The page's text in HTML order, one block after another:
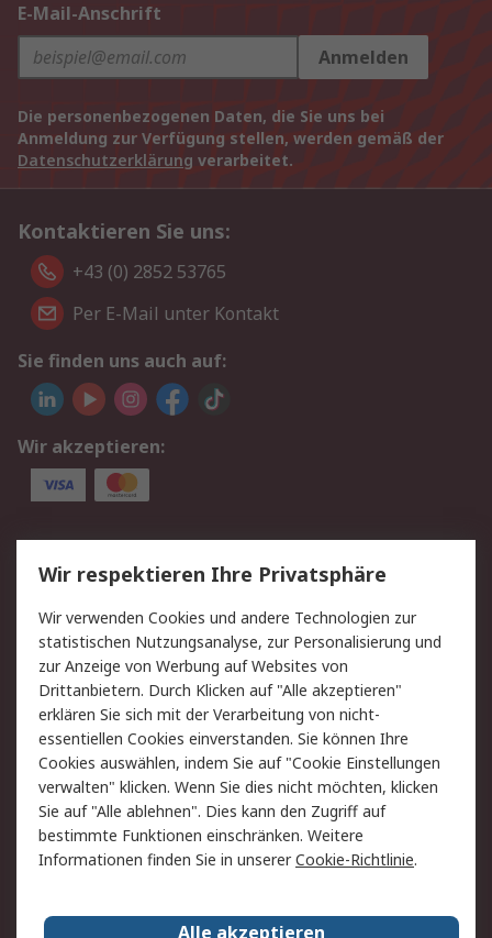
E-Mail-Anschrift
Anmelden
Die personenbezogenen Daten, die Sie uns bei
Anmeldung zur Verfügung stellen, werden gemäß der
Datenschutzerklärung verarbeitet.
Kontaktieren Sie uns:
+43 (0) 2852 53765
Per E-Mail unter Kontakt
Sie finden uns auch auf:
Wir akzeptieren:
Service
Value Added Services
Lieferlösungen
Rücksendung/Entsorgung Kontakt
Hilfe
Rechtliches
RS Verkaufs- und
Lieferbedingungen
Datenschutz
Cookie-Richtlinie
Zahlungsbedingungen
Impressum
Webseite Konditionen
RS weltweit
Wir respektieren Ihre Privatsphäre
Wir verwenden Cookies und andere Technologien zur
statistischen Nutzungsanalyse, zur Personalisierung und
zur Anzeige von Werbung auf Websites von
Drittanbietern. Durch Klicken auf "Alle akzeptieren"
erklären Sie sich mit der Verarbeitung von nicht-
essentiellen Cookies einverstanden. Sie können Ihre
Cookies auswählen, indem Sie auf "Cookie Einstellungen
verwalten" klicken. Wenn Sie dies nicht möchten, klicken
Sie auf "Alle ablehnen". Dies kann den Zugriff auf
bestimmte Funktionen einschränken. Weitere
Informationen finden Sie in unsererCookie-Richtlinie.
Alle akzeptieren